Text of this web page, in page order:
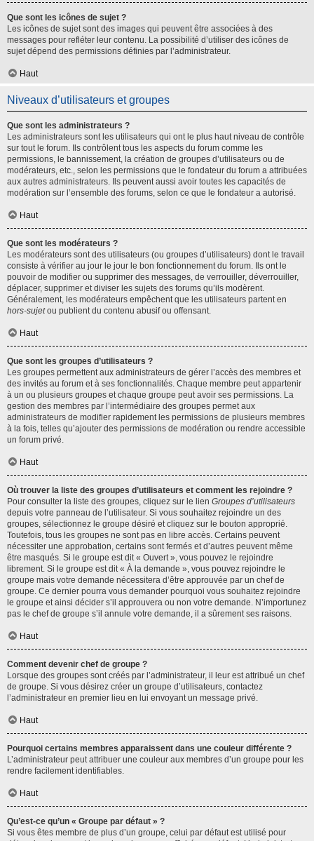
Que sont les icônes de sujet ?
Les icônes de sujet sont des images qui peuvent être associées à des
messages pour refléter leur contenu. La possibilité d’utiliser des icônes de
sujet dépend des permissions définies par l’administrateur.
Haut
Niveaux d’utilisateurs et groupes
Que sont les administrateurs ?
Les administrateurs sont les utilisateurs qui ont le plus haut niveau de contrôle
sur tout le forum. Ils contrôlent tous les aspects du forum comme les
permissions, le bannissement, la création de groupes d’utilisateurs ou de
modérateurs, etc., selon les permissions que le fondateur du forum a attribuées
aux autres administrateurs. Ils peuvent aussi avoir toutes les capacités de
modération sur l’ensemble des forums, selon ce que le fondateur a autorisé.
Haut
Que sont les modérateurs ?
Les modérateurs sont des utilisateurs (ou groupes d’utilisateurs) dont le travail
consiste à vérifier au jour le jour le bon fonctionnement du forum. Ils ont le
pouvoir de modifier ou supprimer des messages, de verrouiller, déverrouiller,
déplacer, supprimer et diviser les sujets des forums qu’ils modèrent.
Généralement, les modérateurs empêchent que les utilisateurs partent en
hors-sujetou publient du contenu abusif ou offensant.
Haut
Que sont les groupes d’utilisateurs ?
Les groupes permettent aux administrateurs de gérer l’accès des membres et
des invités au forum et à ses fonctionnalités. Chaque membre peut appartenir
à un ou plusieurs groupes et chaque groupe peut avoir ses permissions. La
gestion des membres par l’intermédiaire des groupes permet aux
administrateurs de modifier rapidement les permissions de plusieurs membres
à la fois, telles qu’ajouter des permissions de modération ou rendre accessible
un forum privé.
Haut
Où trouver la liste des groupes d’utilisateurs et comment les rejoindre ?
Pour consulter la liste des groupes, cliquez sur le lien Groupes d’utilisateurs
depuis votre panneau de l’utilisateur. Si vous souhaitez rejoindre un des
groupes, sélectionnez le groupe désiré et cliquez sur le bouton approprié.
Toutefois, tous les groupes ne sont pas en libre accès. Certains peuvent
nécessiter une approbation, certains sont fermés et d’autres peuvent même
être masqués. Si le groupe est dit « Ouvert », vous pouvez le rejoindre
librement. Si le groupe est dit « À la demande », vous pouvez rejoindre le
groupe mais votre demande nécessitera d’être approuvée par un chef de
groupe. Ce dernier pourra vous demander pourquoi vous souhaitez rejoindre
le groupe et ainsi décider s’il approuvera ou non votre demande. N’importunez
pas le chef de groupe s’il annule votre demande, il a sûrement ses raisons.
Haut
Comment devenir chef de groupe ?
Lorsque des groupes sont créés par l’administrateur, il leur est attribué un chef
de groupe. Si vous désirez créer un groupe d’utilisateurs, contactez
l’administrateur en premier lieu en lui envoyant un message privé.
Haut
Pourquoi certains membres apparaissent dans une couleur différente ?
L’administrateur peut attribuer une couleur aux membres d’un groupe pour les
rendre facilement identifiables.
Haut
Qu’est-ce qu’un « Groupe par défaut » ?
Si vous êtes membre de plus d’un groupe, celui par défaut est utilisé pour